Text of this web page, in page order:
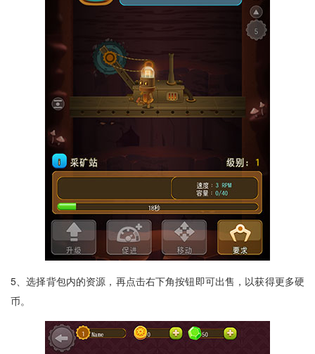
5、选择背包内的资源，再点击右下角按钮即可出售，以获得更多硬
币。